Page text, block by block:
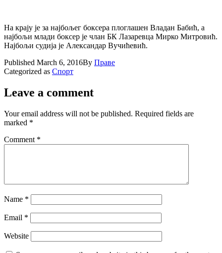
На крају је за најбољег боксера плоглашен Владан Бабић, а
најбољи млади боксер је члан БК Лазаревца Мирко Митровић.
Најбољи судија је Александар Вучићевић.
Published March 6, 2016By Праве
Categorized as Спорт
Leave a comment
Your email address will not be published. Required fields are
marked *
Comment *
Name *
Email *
Website